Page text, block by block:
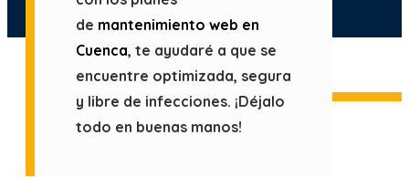
de mantenimiento web en
Cuenca, te ayudaré a que se
encuentre optimizada, segura
y libre de infecciones. ¡Déjalo
todo en buenas manos!